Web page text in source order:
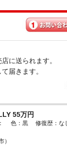
に送られます。
届きます。
55万円
色：黒 修復歴：な
）